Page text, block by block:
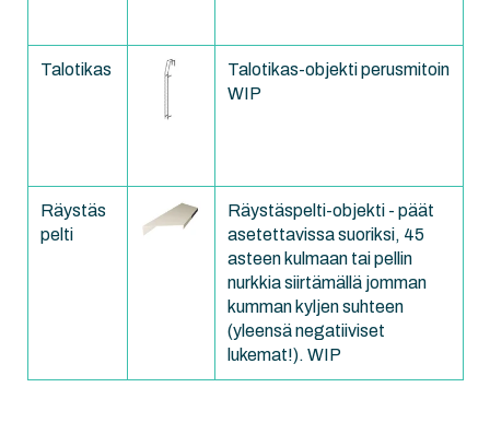
Talotikas
Talotikas-objekti perusmitoin
WIP
Räystäs
pelti
Räystäspelti-objekti - päät
asetettavissa suoriksi, 45
asteen kulmaan tai pellin
nurkkia siirtämällä jomman
kumman kyljen suhteen
(yleensä negatiiviset
lukemat!). WIP